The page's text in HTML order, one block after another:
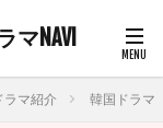
ラマ紹介 韓国ドラマ